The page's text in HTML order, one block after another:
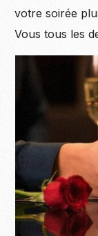
votre soirée
Vous tous les